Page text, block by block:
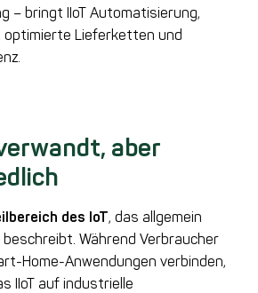
– bringt IIoT Automatisierung,
optimierte Lieferketten und
aber
des IoT, das allgemein
Während Verbraucher
Home-Anwendungen verbinden,
IIoT auf industrielle